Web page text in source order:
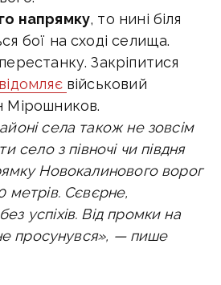
напрямку, то нині біля
бої на сході селища.
Закріпитися
військовий
Мірошников.
села також не зовсім
село з півночі чи півдня
Новокалинового ворог
метрів. Сєвєрне,
успіхів. Від промки на
не просунувся», — пише